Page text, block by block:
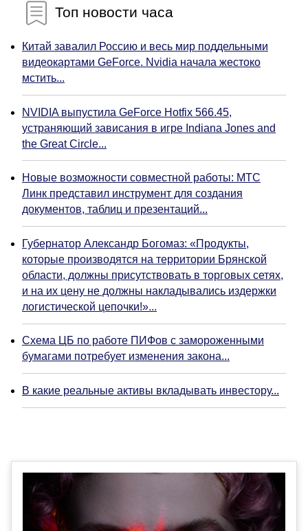
Топ новости часа
Китай завалил Россию и весь мир поддельными
видеокартами GeForce. Nvidia начала жестоко
мстить...
NVIDIA выпустила GeForce Hotfix 566.45,
устраняющий зависания в игре Indiana Jones and
the Great Circle...
Новые возможности совместной работы: МТС
Линк представил инструмент для создания
документов, таблиц и презентаций...
Губернатор Александр Богомаз: «Продукты,
которые производятся на территории Брянской
области, должны присутствовать в торговых сетях,
и на их цену не должны накладывались издержки
логистической цепочки!»...
Схема ЦБ по работе ПИФов с замороженными
бумагами потребует изменения закона...
В какие реальные активы вкладывать инвестору...